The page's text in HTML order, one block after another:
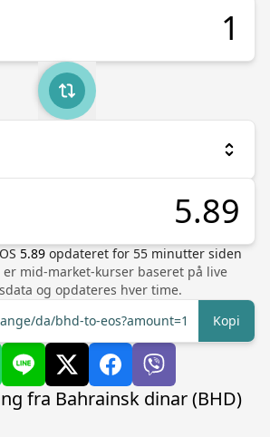
5.89 opdateret for 55minutter siden
mid-market-kurser baseret på live
og opdateres hver time.
da/bhd-to-eos?amount=1
Kopi
fra Bahrainsk dinar (BHD)